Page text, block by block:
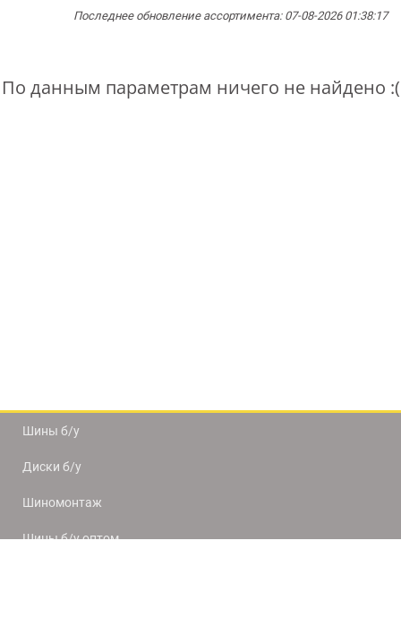
Последнее обновление ассортимента: 07-08-2026 01:38:17
По данным параметрам ничего не найдено :(
Шины б/у
Диски б/у
Шиномонтаж
Шины б/у оптом